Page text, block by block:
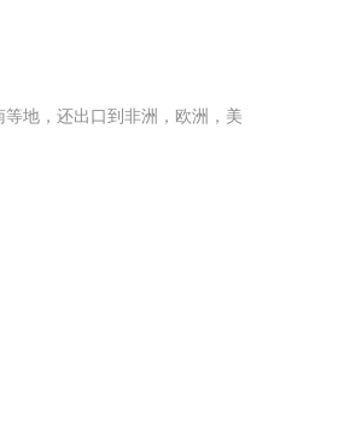
地，还出口到非洲，欧洲，美